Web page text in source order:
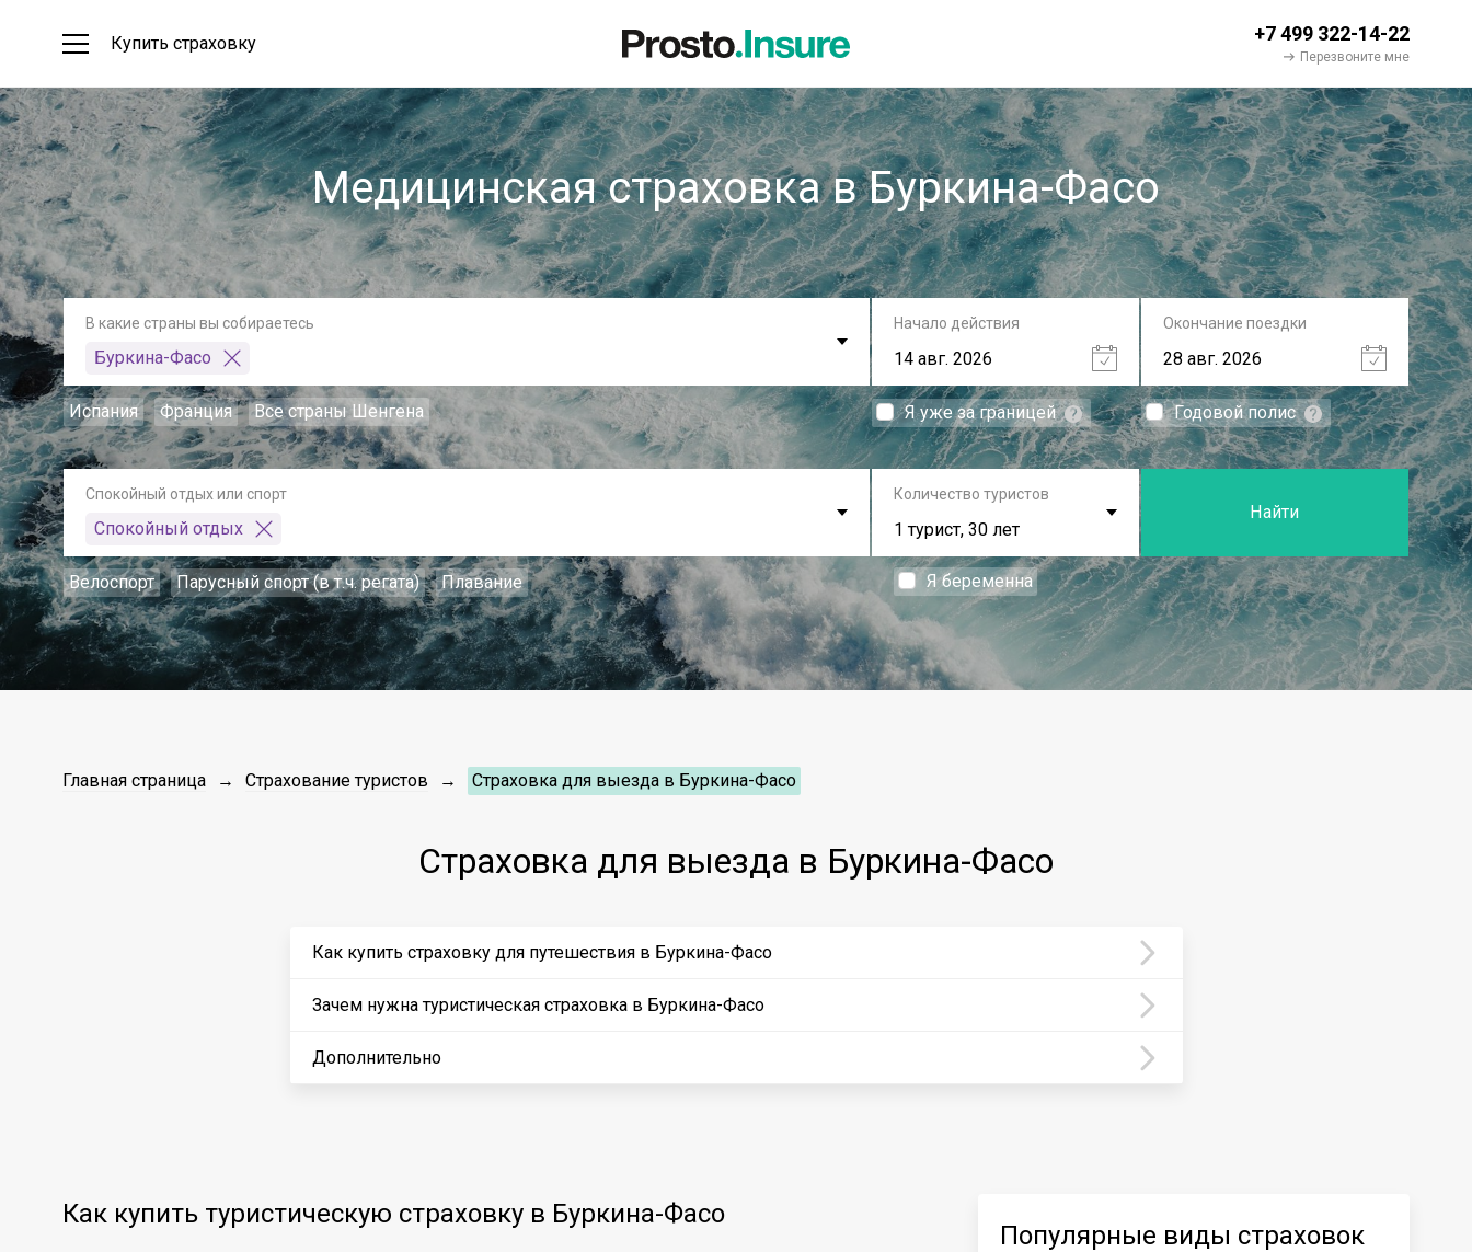
Купить страховку +7 499 322-14-22
Перезвоните мне
Медицинская страховка в Буркина-Фасо
В какие страны вы собираетесь
Буркина-Фасо
Испания Франция Все страны Шенгена
Начало действия
Я уже за границей
Окончание поездки
Годовой полис
Спокойный отдых или спорт
Спокойный отдых
Велоспорт Парусный спорт (в т.ч. регата) Плавание
Количество туристов
1 турист, 30 лет
Я беременна
Найти
Главная страница Страхование туристов Страховка для выезда в Буркина-Фасо
Страховка для выезда в Буркина-Фасо
Как купить страховку для путешествия в Буркина-Фасо
Зачем нужна туристическая страховка в Буркина-Фасо
Дополнительно
Как купить туристическую страховку в Буркина-Фасо
Популярные виды страховок